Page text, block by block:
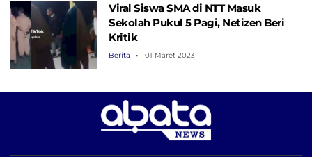
Viral Siswa SMA di NTT Masuk
Sekolah Pukul 5 Pagi, Netizen Beri
Kritik
Berita 01 Maret 2023